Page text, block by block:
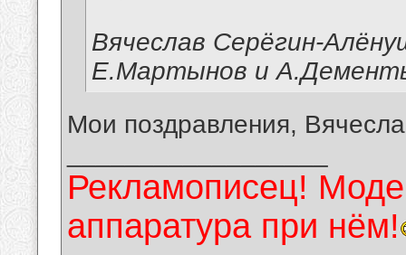
Вячеслав Серёгин-
Е.Мартынов и
Мои поздравления,
Рекламописец!
аппаратура при нём!